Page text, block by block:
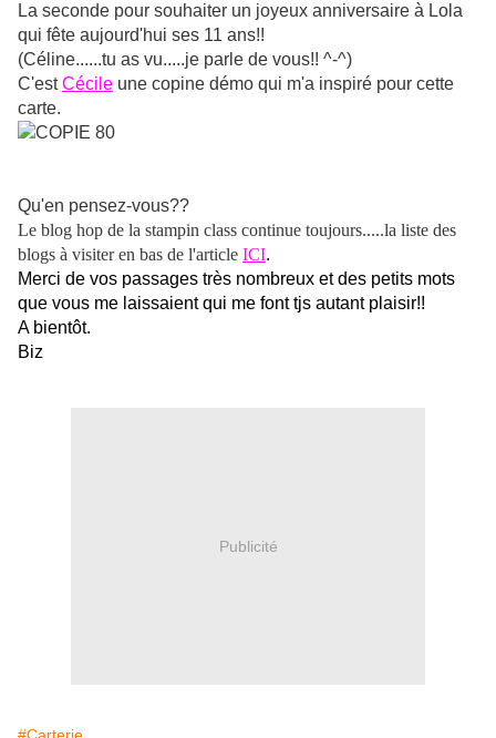
La seconde pour souhaiter un joyeux anniversaire à Lola
qui fête aujourd'hui ses 11 ans!!
(Céline......tu as vu.....je parle de vous!! ^-^)
C'estCécile une copine démo qui m'a inspiré pour cette
carte.
Qu'en pensez-vous??
Le blog hop de la stampin class continue toujours.....la liste des
blogs à visiter en bas de l'article ICI.
Merci de vos passages très nombreux et des petits mots
que vous me laissaient qui me font tjs autant plaisir!!
A bientôt.
Biz
Publicité